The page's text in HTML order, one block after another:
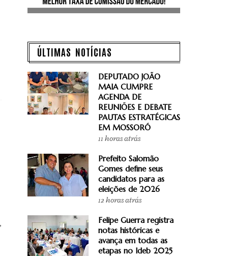
ÚLTIMAS NOTÍCIAS
DEPUTADO JOÃO
MAIA CUMPRE
AGENDA DE
REUNIÕES E DEBATE
PAUTAS ESTRATÉGICAS
EM MOSSORÓ
11 horas atrás
Prefeito Salomão
Gomes define seus
candidatos para as
eleições de 2026
12 horas atrás
Felipe Guerra registra
notas históricas e
avança em todas as
etapas no Ideb 2025